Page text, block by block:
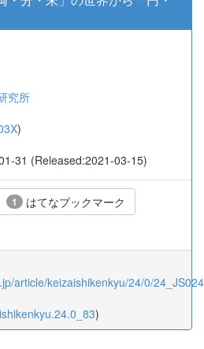
究所
)
31 (Released:2021-03-15)
1 はてなブックマーク
article/keizaishikenkyu/24/0/
)